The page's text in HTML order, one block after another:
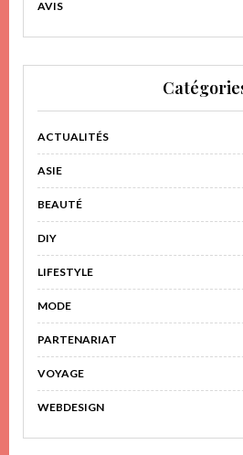
AVIS
ACTUALITÉS
ASIE
BEAUTÉ
DIY
LIFESTYLE
MODE
PARTENARIAT
VOYAGE
WEBDESIGN